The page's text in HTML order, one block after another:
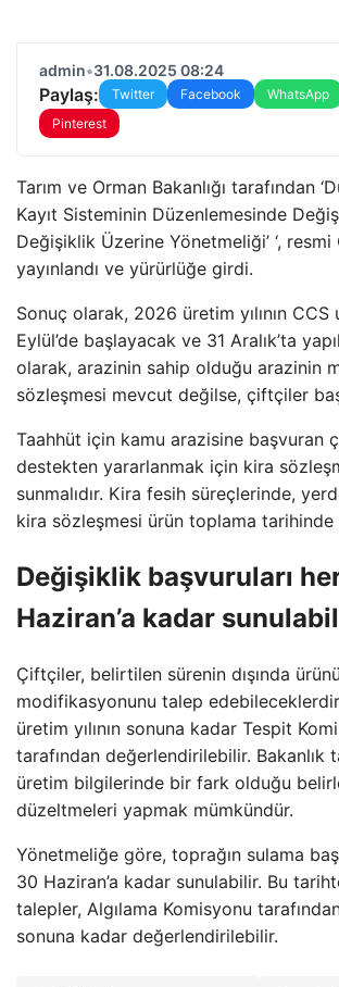
admin•31.08.2025 08:24
Paylaş: Twitter Facebook WhatsApp
Pinterest
Tarım ve Orman Bakanlığı tarafından
Kayıt Sisteminin Düzenlemesinde
Değişiklik Üzerine Yönetmeliği’ ‘, resmi
yayınlandı ve yürürlüğe girdi.
Sonuç olarak, 2026 üretim yılının CCS
Eylül’de başlayacak ve 31 Aralık’ta
olarak, arazinin sahip olduğu arazinin
sözleşmesi mevcut değilse, çiftçiler
Taahhüt için kamu arazisine başvuran
destekten yararlanmak için kira
sunmalıdır. Kira fesih süreçlerinde,
kira sözleşmesi ürün toplama tarihinde
Değişiklik başvuruları
Haziran’a kadar
Çiftçiler, belirtilen sürenin dışında
modifikasyonunu talep
üretim yılının sonuna kadar Tespit
tarafından değerlendirilebilir. Bakanlık
üretim bilgilerinde bir fark olduğu
düzeltmeleri yapmak mümkündür.
Yönetmeliğe göre, toprağın sulama
30 Haziran’a kadar sunulabilir. Bu
talepler, Algılama Komisyonu tarafından
sonuna kadar değerlendirilebilir.